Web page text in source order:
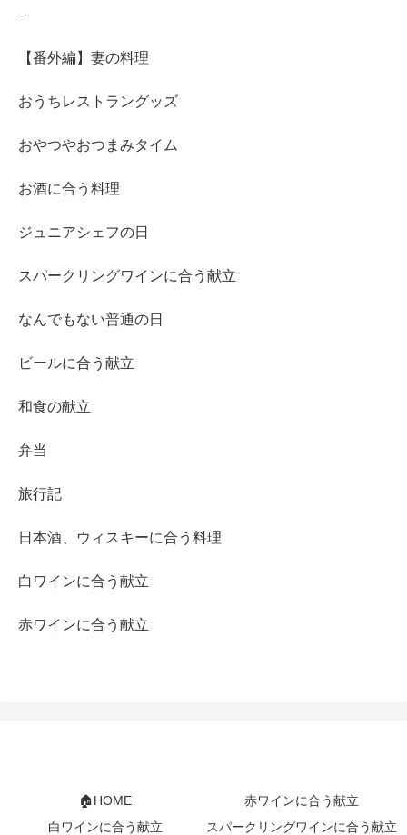
–
【番外編】妻の料理
おうちレストラングッズ
おやつやおつまみタイム
お酒に合う料理
ジュニアシェフの日
スパークリングワインに合う献立
なんでもない普通の日
ビールに合う献立
和食の献立
弁当
旅行記
日本酒、ウィスキーに合う料理
白ワインに合う献立
赤ワインに合う献立
🏠HOME
赤ワインに合う献立
白ワインに合う献立
スパークリングワインに合う献立